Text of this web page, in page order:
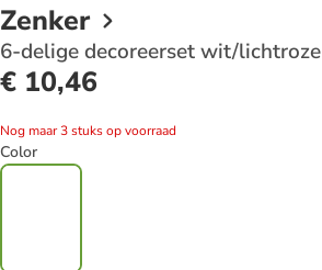
Zenker
6-delige decoreerset wit/lichtroze
€ 10,46
Nog maar 3 stuks op voorraad
Color